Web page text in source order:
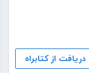
دریافت از کتابراه